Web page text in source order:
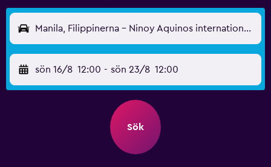
Manila, Filippinerna - Ninoy Aquinos internationella (MNL)
sön 16/8 12:00 - sön 23/8 12:00
Sök